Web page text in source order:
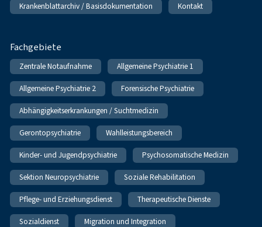
Krankenblattarchiv / Basisdokumentation Kontakt
Fachgebiete
Zentrale Notaufnahme Allgemeine Psychiatrie 1
Allgemeine Psychiatrie 2 Forensische Psychiatrie
Abhängigkeitserkrankungen / Suchtmedizin
Gerontopsychiatrie Wahlleistungsbereich
Kinder- und Jugendpsychiatrie Psychosomatische Medizin
Sektion Neuropsychiatrie Soziale Rehabilitation
Pflege- und Erziehungsdienst Therapeutische Dienste
Sozialdienst Migration und Integration